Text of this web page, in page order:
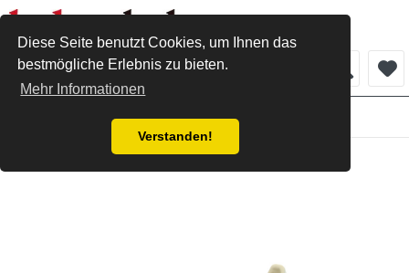
Diese Seite benutzt Cookies, um Ihnen das
bestmögliche Erlebnis zu bieten.
Mehr Informationen
Verstanden!
Menü
Gant Sneaker antracite gray